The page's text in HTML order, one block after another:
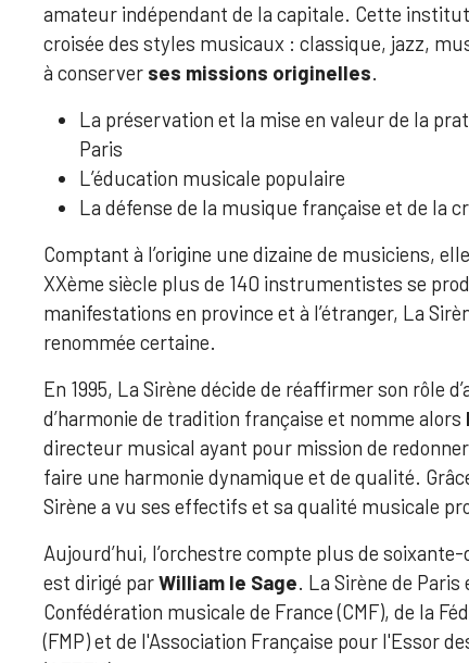
amateur indépendant de la capitale. Cette
croisée des styles musicaux : classique, jazz,
à conserver ses missions originelles.
La préservation et la mise en valeur de la
Paris
L’éducation musicale populaire
La défense de la musique française et de la
Comptant à l’origine une dizaine de musiciens,
XXème siècle plus de 140 instrumentistes se
manifestations en province et à l’étranger, La
renommée certaine.
En 1995, La Sirène décide de réaffirmer son rôle
d’harmonie de tradition française et nomme alors
directeur musical ayant pour mission de redonner
faire une harmonie dynamique et de qualité.
Sirène a vu ses effectifs et sa qualité musicale
Aujourd’hui, l’orchestre compte plus de
est dirigé parWilliam le Sage. La Sirène de
Confédération musicale de France (CMF), de la
(FMP) et de l'Association Française pour l'Essor